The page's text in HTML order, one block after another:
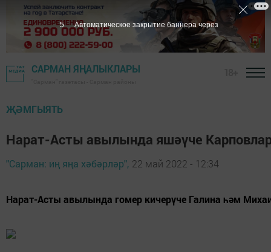
САРМАН ЯҢАЛЫКЛАРЫ
ҖӘМГЫЯТЬ
Нарат-Асты авылында яшәүче
"Сарман: иң яңа хәбәрләр", 22 май 2022 - 12:34
Нарат-Асты авылында гомер кичерүче Галина һәм
5 Автоматическое закрытие баннера через